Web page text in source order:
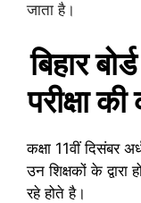
जाता है।
बिहार बोर्ड
परीक्षा
कक्षा 11वींदिसंबर
उन शिक्षकों के
रहे होते है।